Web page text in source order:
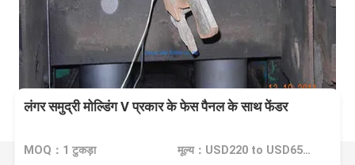
लंगर समुद्री मोल्डिंग V प्रकार के फेस पैनल के साथ फेंडर
MOQ：1 टुकड़ा मूल्य：USD220 to USD650 Per Piece